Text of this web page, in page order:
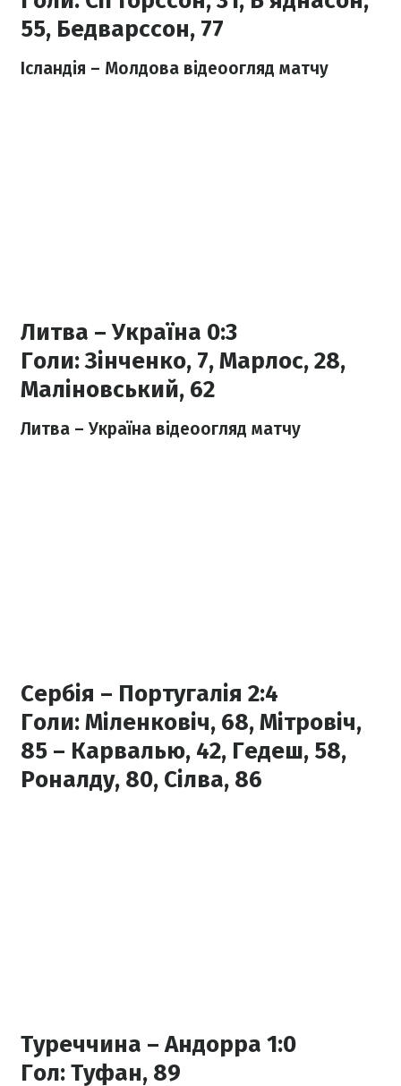
55, Бедварссон, 77
Ісландія – Молдова відеоогляд матчу
Литва – Україна 0:3
Голи:Зінченко, 7, Марлос, 28,
Маліновський, 62
Литва – Україна відеоогляд матчу
Сербія – Португалія 2:4
Голи:Міленковіч, 68, Мітровіч,
85 – Карвалью, 42, Гедеш, 58,
Роналду, 80, Сілва, 86
Туреччина – Андорра 1:0
Гол:Туфан, 89